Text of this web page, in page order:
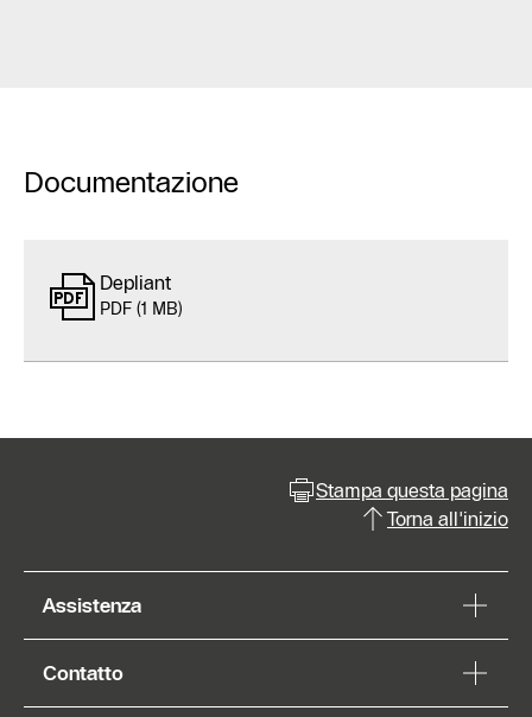
Documentazione
Depliant
PDF (1 MB)
Stampa questa pagina
Torna all'inizio
Assistenza
Contatto